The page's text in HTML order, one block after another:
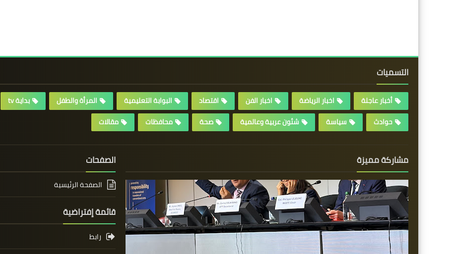
التسميات
أخبار عاجلة اخبار الرياضة اخبار الفن اقتصاد البوابة التعليمية المرأة والطفل بداية tv
حوادث
سياسة شئون عربية وعالمية صحة محافظات مقالات
مشاركة مميزة الصفحات
الصفحة الرئيسية
قائمة إفتراضية
رابط